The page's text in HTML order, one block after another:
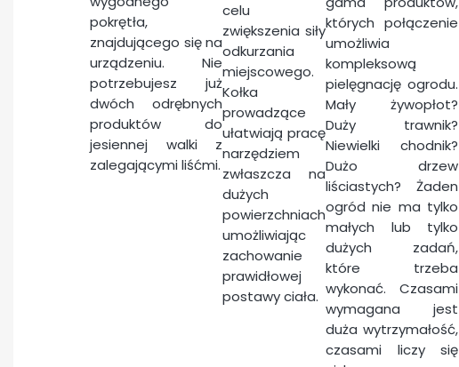
pokrętła,
znajdującego się na
urządzeniu. Nie
potrzebujesz już
dwóch odrębnych
produktów do
jesiennej walki z
zalegającymi liśćmi.
celu
zwiększenia siły
odkurzania
miejscowego.
Kołka
prowadzące
ułatwiają pracę
narzędziem
zwłaszcza na
dużych
powierzchniach
umożliwiając
zachowanie
prawidłowej
postawy ciała.
których połączenie
umożliwia
kompleksową
pielęgnację ogrodu.
Mały żywopłot?
Duży trawnik?
Niewielki chodnik?
Dużo drzew
liściastych? Żaden
ogród nie ma tylko
małych lub tylko
dużych zadań,
które trzeba
wykonać. Czasami
wymagana jest
duża wytrzymałość,
czasami liczy się